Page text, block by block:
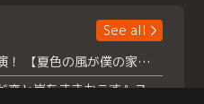
See all
浮所飛貴主演！ 【夏色の風が僕の家にやってきた】 本日よりテラサで独占配信スタート！
『夏色の雲が恋と嵐をまきおこす』スペシャルメイキング 【Part1】2026年７月18日（土）23時30分～配信スタート！話題のシーンの裏側を大公開！豪華キャスト大集合！ 『武宮家 真夏の家族会議』開催！